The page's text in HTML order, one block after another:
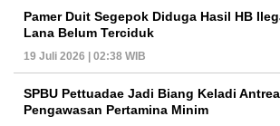
Pamer Duit Segepok Diduga Hasil HB
Lana Belum Terciduk
19 Juli 2026 | 02:38 WIB
SPBU Pettuadae Jadi Biang Keladi
Pengawasan Pertamina Minim